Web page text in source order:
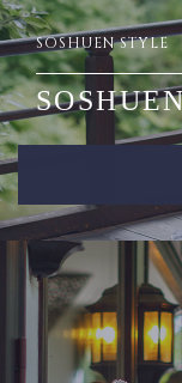
SOSHUEN STYLE